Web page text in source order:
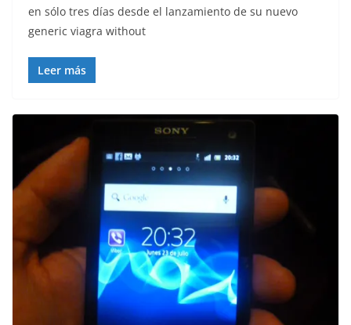
en sólo tres días desde el lanzamiento de su nuevo
generic viagra without
Leer más